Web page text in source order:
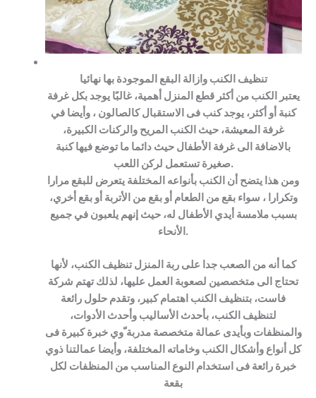
تنظيف الكنب وازالة البقع الموجودة بها نهائيا
يعتبر الكنب من أكثر قطع المنزل أهمية، غالبًا يوجد بكل غرفة
كنبة أو أكثر، يوجد كنب فى الاستقبال كالصالون ، وأيضا في
غرفة المعيشة، حيث الكنب المريح والركنات الكبيرة،
بالاضافة الى غرفة الأطفال حيث دائما ما توضع فيها كنبة
صغيرة تستعمل لركن اللعب.
ومن هذا يتضح أن الكنب بأنواعه المختلفة يتعرض للبقع مرارا
وتكرارا ، سواء بقع من الطعام أو بقع من الأتربة أو بقع أخري،
بسبب ملامسة أيدي الأطفال له، حيث إنهم يلعبون في جميع
الأنحاء.
كما أنه من الصعب جدا على ربة المنزل تنظيف الكنب، لأنها
تحتاج الى متخصصين لصعوبة العمل عليها، لذلك تهتم شركة
فاست، بتنظيف الكنب اهتمام كبير، وتقدم حلول رائعة
لتنظيف الكنب، بأحدث الأساليب وأحدث الأدوات،
والمنظفات وبأيدى عمالة متخصصة مدربة ّوي خبرة كبيرة فى
كل أنواع وأشكال الكنب وخاماته المختلفة، وأيضا عمالتنا ذوي
خبرة رائعة فى استخدام النوع المناسب من المنظفات لكل
بقعة